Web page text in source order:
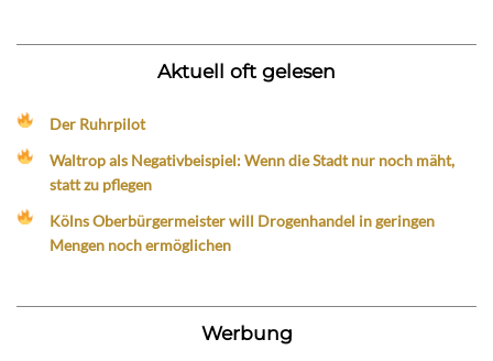
Aktuell oft gelesen
Der Ruhrpilot
Waltrop als Negativbeispiel: Wenn die Stadt nur noch mäht,
statt zu pflegen
Kölns Oberbürgermeister will Drogenhandel in geringen
Mengen noch ermöglichen
Werbung